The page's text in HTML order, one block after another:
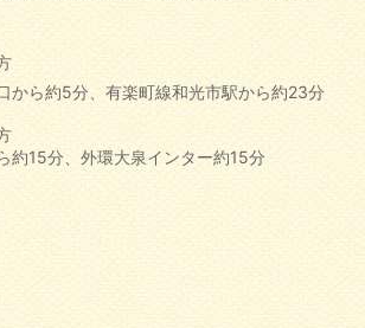
から約5分、有楽町線和光市駅から約23分
約15分、外環大泉インター約15分